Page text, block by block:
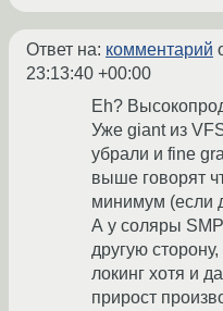
Ответ на: комментарий
23:13:40 +00:00
Eh?
Уже giant из
убрали и fine
выше говорят
минимум (если
А у соляры
другую
локинг хотя и
прирост